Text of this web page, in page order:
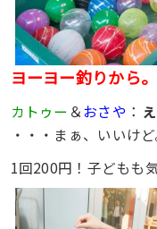
ヨーヨー釣りから。
カトゥー ＆おさや ：
・・・まぁ、いいけど
1回200円！子どもも